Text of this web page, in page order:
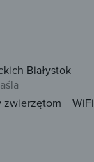
Białystok
zwierzętom
WiFi